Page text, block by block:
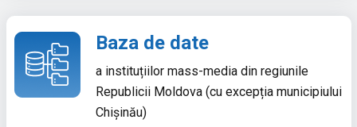
Baza de date
a instituțiilor mass-media din regiunile
Republicii Moldova (cu excepția municipiului
Chișinău)